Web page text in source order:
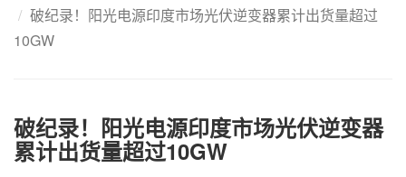
破纪录！阳光电源印度市场光伏逆变器累计出货量超过
10GW
破纪录！阳光电源印度市场光伏逆变器
累计出货量超过10GW